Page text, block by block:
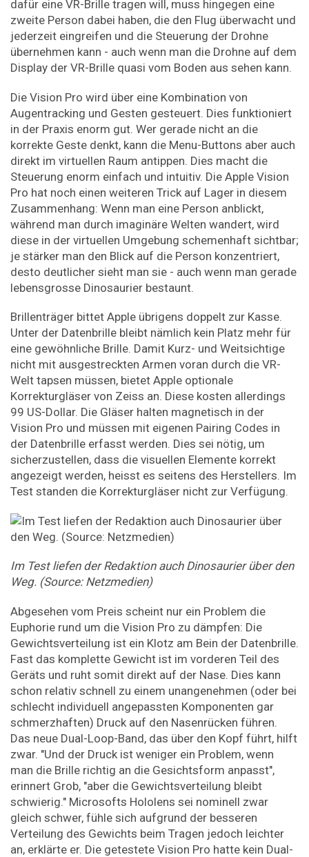
dafür eine VR-Brille tragen will, muss hingegen eine
zweite Person dabei haben, die den Flug überwacht und
jederzeit eingreifen und die Steuerung der Drohne
übernehmen kann - auch wenn man die Drohne auf dem
Display der VR-Brille quasi vom Boden aus sehen kann.
Die Vision Pro wird über eine Kombination von
Augentracking und Gesten gesteuert. Dies funktioniert
in der Praxis enorm gut. Wer gerade nicht an die
korrekte Geste denkt, kann die Menu-Buttons aber auch
direkt im virtuellen Raum antippen. Dies macht die
Steuerung enorm einfach und intuitiv. Die Apple Vision
Pro hat noch einen weiteren Trick auf Lager in diesem
Zusammenhang: Wenn man eine Person anblickt,
während man durch imaginäre Welten wandert, wird
diese in der virtuellen Umgebung schemenhaft sichtbar;
je stärker man den Blick auf die Person konzentriert,
desto deutlicher sieht man sie - auch wenn man gerade
lebensgrosse Dinosaurier bestaunt.
Brillenträger bittet Apple übrigens doppelt zur Kasse.
Unter der Datenbrille bleibt nämlich kein Platz mehr für
eine gewöhnliche Brille. Damit Kurz- und Weitsichtige
nicht mit ausgestreckten Armen voran durch die VR-
Welt tapsen müssen, bietet Apple optionale
Korrekturgläser von Zeiss an. Diese kosten allerdings
99 US-Dollar. Die Gläser halten magnetisch in der
Vision Pro und müssen mit eigenen Pairing Codes in
der Datenbrille erfasst werden. Dies sei nötig, um
sicherzustellen, dass die visuellen Elemente korrekt
angezeigt werden, heisst es seitens des Herstellers. Im
Test standen die Korrekturgläser nicht zur Verfügung.
Im Test liefen der Redaktion auch Dinosaurier über den
Weg. (Source: Netzmedien)
Abgesehen vom Preis scheint nur ein Problem die
Euphorie rund um die Vision Pro zu dämpfen: Die
Gewichtsverteilung ist ein Klotz am Bein der Datenbrille.
Fast das komplette Gewicht ist im vorderen Teil des
Geräts und ruht somit direkt auf der Nase. Dies kann
schon relativ schnell zu einem unangenehmen (oder bei
schlecht individuell angepassten Komponenten gar
schmerzhaften) Druck auf den Nasenrücken führen.
Das neue Dual-Loop-Band, das über den Kopf führt, hilft
zwar. "Und der Druck ist weniger ein Problem, wenn
man die Brille richtig an die Gesichtsform anpasst",
erinnert Grob, "aber die Gewichtsverteilung bleibt
schwierig." Microsofts Hololens sei nominell zwar
gleich schwer, fühle sich aufgrund der besseren
Verteilung des Gewichts beim Tragen jedoch leichter
an, erklärte er. Die getestete Vision Pro hatte kein Dual-